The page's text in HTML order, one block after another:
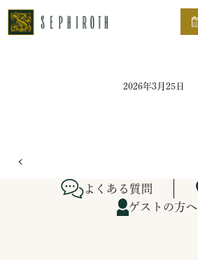
ホーム
2026年3月25日
よくある質問
ゲストの方へ